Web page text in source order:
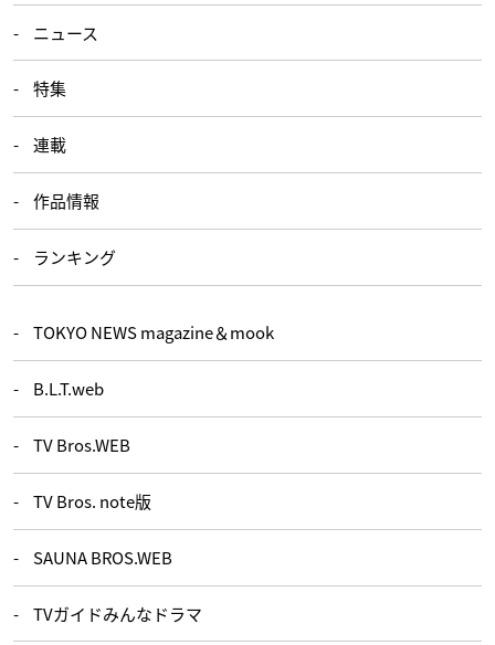
ニュース
特集
連載
作品情報
ランキング
TOKYO NEWS magazine＆mook
B.L.T.web
TV Bros.WEB
TV Bros. note版
SAUNA BROS.WEB
TVガイドみんなドラマ